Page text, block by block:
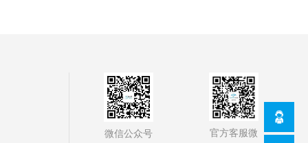
微信公众号
官方客服微